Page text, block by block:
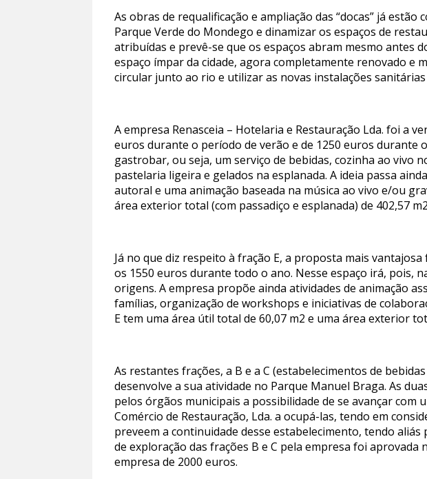
As obras de requalificação e ampliação das “docas” já
Parque Verde do Mondego e dinamizar os espaços de
atribuídas e prevê-se que os espaços abram mesmo antes
espaço ímpar da cidade, agora completamente renovado
circular junto ao rio e utilizar as novas instalações sanitárias
A empresa Renasceia – Hotelaria e Restauração Lda. foi a
euros durante o período de verão e de 1250 euros durante
gastrobar, ou seja, um serviço de bebidas, cozinha ao vivo
pastelaria ligeira e gelados na esplanada. A ideia passa
autoral e uma animação baseada na música ao vivo e/ou
área exterior total (com passadiço e esplanada) de 402,57
Já no que diz respeito à fração E, a proposta mais
os 1550 euros durante todo o ano. Nesse espaço irá, pois,
origens. A empresa propõe ainda atividades de animação
famílias, organização de workshops e iniciativas de
E tem uma área útil total de 60,07 m2 e uma área exterior
As restantes frações, a B e a C (estabelecimentos de
desenvolve a sua atividade no Parque Manuel Braga. As
pelos órgãos municipais a possibilidade de se avançar
Comércio de Restauração, Lda. a ocupá-las, tendo em
preveem a continuidade desse estabelecimento, tendo
de exploração das frações B e C pela empresa foi
empresa de 2000 euros.